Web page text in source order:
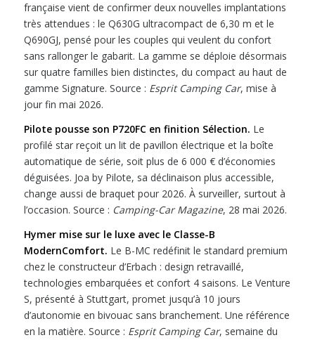
française vient de confirmer deux nouvelles implantations
très attendues : le Q630G ultracompact de 6,30 m et le
Q690GJ, pensé pour les couples qui veulent du confort
sans rallonger le gabarit. La gamme se déploie désormais
sur quatre familles bien distinctes, du compact au haut de
gamme Signature. Source : Esprit Camping Car, mise à
jour fin mai 2026.
Pilote pousse son P720FC en finition Sélection. Le
profilé star reçoit un lit de pavillon électrique et la boîte
automatique de série, soit plus de 6 000 € d’économies
déguisées. Joa by Pilote, sa déclinaison plus accessible,
change aussi de braquet pour 2026. À surveiller, surtout à
l’occasion. Source : Camping-Car Magazine, 28 mai 2026.
Hymer mise sur le luxe avec le Classe-B
ModernComfort. Le B-MC redéfinit le standard premium
chez le constructeur d’Erbach : design retravaillé,
technologies embarquées et confort 4 saisons. Le Venture
S, présenté à Stuttgart, promet jusqu’à 10 jours
d’autonomie en bivouac sans branchement. Une référence
en la matière. Source : Esprit Camping Car, semaine du